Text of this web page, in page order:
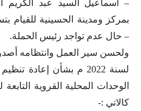
– اسماعيل السيد عبد الكريم
بمركز ومدينة الحسينية للقيام
– حال عدم تواجد رئيس الحملة.
لسنة 2022 م بشأن إعادة
الوحدات المحلية القروية
كالاتي :-